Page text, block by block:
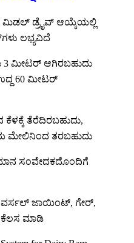
ಮಿಡಲ್ ಡ್ರೈವ್ ಆಯ್ಕೆಯಲ್ಲಿ
ಲಭ್ಯವಿದೆ
3 ಮೀಟರ್ ಆಗಿರಬಹುದು
60 ಮೀಟರ್
ತೆರೆದಿರಬಹುದು,
ಮೇಲಿನಿಂದ ತರಬಹುದು
ಸಂವೇದಕದೊಂದಿಗೆ
ಜಾಯಿಂಟ್, ಗೇರ್,
ಕೆಲಸ ಮಾಡಿ